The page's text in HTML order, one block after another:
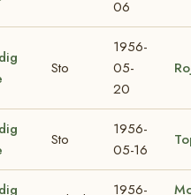
06
Sto
1956-
05-
20
Sto
1956-
05-16
1956-